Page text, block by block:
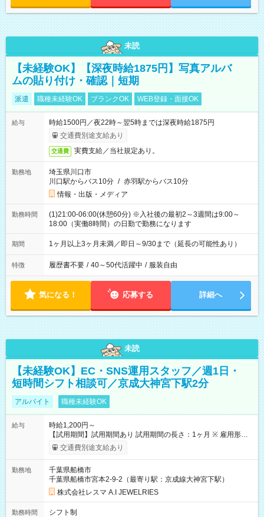
未読
【未経験OK】【深夜時給1875円】写真アルバ
ムの貼り付け・確認｜短期
派遣 職種未経験OK ブランクOK WEB登録・面接OK
給与
時給1500円／夜22時～翌5時までは深夜時給1875円
交通費別途支給あり
交通費 実費支給／当社規定あり。
勤務地
埼玉県川口市
川口駅からバス10分 / 赤羽駅からバス10分
情報・出版・メディア
勤務時間
(1)21:00-06:00(休憩60分) ※入社後の最初2～3週間は9:00～
18:00（実働8時間）の日勤で勤務になります
期間 1ヶ月以上3ヶ月未満／即日～9/30まで（延長の可能性あり）
特徴 履歴書不要 / 40～50代活躍中 / 服装自由
気になる！ 応募する 詳細へ
未読
【未経験OK】EC・SNS運用スタッフ／週1日・
短時間シフト相談可／京成大神宮下駅2分
アルバイト 職種未経験OK
給与
時給1,200円～
【試用期間】試用期間あり 試用期間の長さ：1ヶ月 ※ 雇用形態
と給与に、本採用時と異なる部分があります。 雇用形態：本採
用時と同じです。 給与：時給 1,200円以上
交通費別途支給あり
勤務地
千葉県船橋市
千葉県船橋市宮本2-9-2（最寄り駅：京成線大神宮下駅）
株式会社レスマ A.I JEWELRIES
勤務時間
シフト制